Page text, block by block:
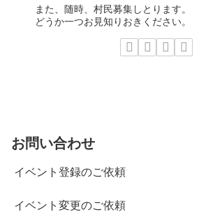
また、随時、村民募集しとります。
どうか一つお見知りおきください。
お問い合わせ
イベント登録のご依頼
イベント変更のご依頼